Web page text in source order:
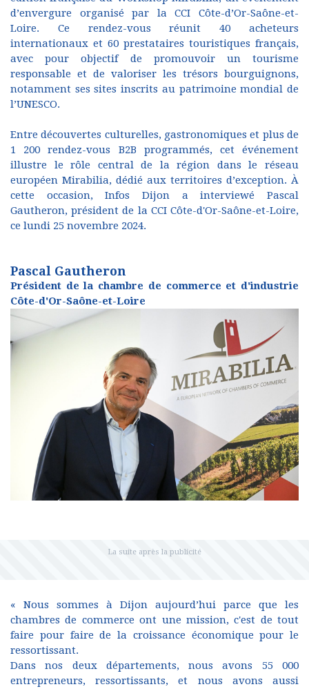
d’envergure organisé par la CCI Côte-d’Or-Saône-et-
Loire. Ce rendez-vous réunit 40 acheteurs
internationaux et 60 prestataires touristiques français,
avec pour objectif de promouvoir un tourisme
responsable et de valoriser les trésors bourguignons,
notamment ses sites inscrits au patrimoine mondial de
l’UNESCO.
Entre découvertes culturelles, gastronomiques et plus de
1 200 rendez-vous B2B programmés, cet événement
illustre le rôle central de la région dans le réseau
européen Mirabilia, dédié aux territoires d’exception. À
cette occasion, Infos Dijon a interviewé Pascal
Gautheron, président de la CCI Côte-d'Or-Saône-et-Loire,
ce lundi 25 novembre 2024.
Pascal Gautheron
Président de la chambre de commerce et d'industrie
Côte-d'Or-Saône-et-Loire
« Nous sommes à Dijon aujourd’hui parce que les
chambres de commerce ont une mission, c'est de tout
faire pour faire de la croissance économique pour le
ressortissant.
Dans nos deux départements, nous avons 55 000
entrepreneurs, ressortissants, et nous avons aussi